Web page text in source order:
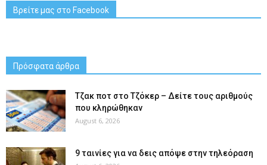
Βρείτε μας στο Facebook
Πρόσφατα άρθρα
Tζακ ποτ στο Τζόκερ – Δείτε τους αριθμούς
που κληρώθηκαν
August 6, 2026
9 ταινίες για να δεις απόψε στην τηλεόραση